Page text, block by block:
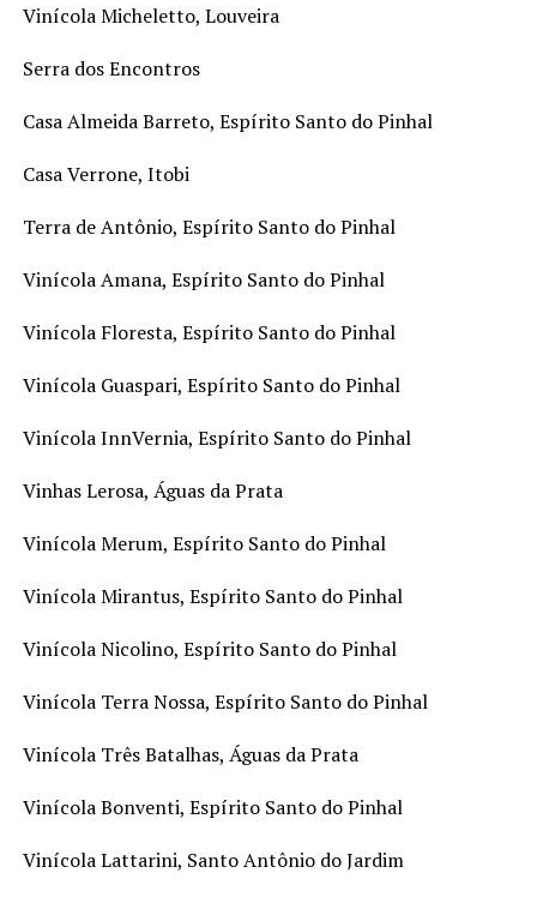
Vinícola Micheletto, Louveira
Serra dos Encontros
Casa Almeida Barreto, Espírito Santo do Pinhal
Casa Verrone, Itobi
Terra de Antônio, Espírito Santo do Pinhal
Vinícola Amana, Espírito Santo do Pinhal
Vinícola Floresta, Espírito Santo do Pinhal
Vinícola Guaspari, Espírito Santo do Pinhal
Vinícola InnVernia, Espírito Santo do Pinhal
Vinhas Lerosa, Águas da Prata
Vinícola Merum, Espírito Santo do Pinhal
Vinícola Mirantus, Espírito Santo do Pinhal
Vinícola Nicolino, Espírito Santo do Pinhal
Vinícola Terra Nossa, Espírito Santo do Pinhal
Vinícola Três Batalhas, Águas da Prata
Vinícola Bonventi, Espírito Santo do Pinhal
Vinícola Lattarini, Santo Antônio do Jardim